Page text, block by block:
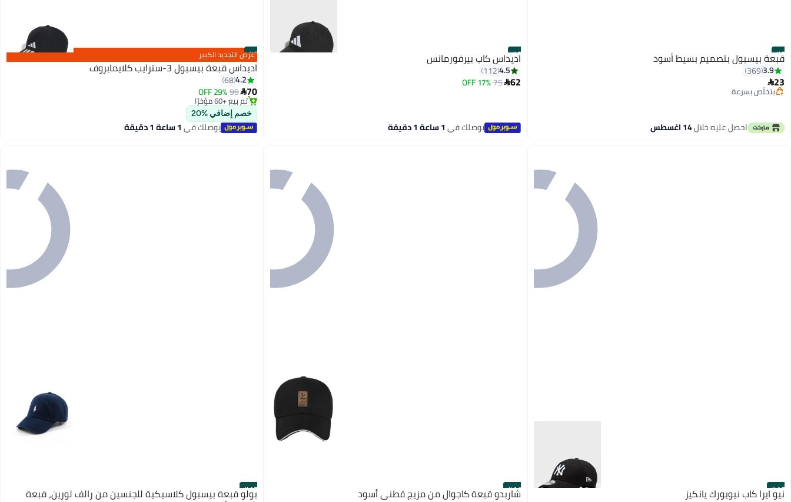
#7
قبعة بيسبول بتصميم بسيط أسود
3.9
369
23بتخلّص بسرعة
تم بيع +120 مؤخرًا
احصل عليه خلال14 اغسطس
#8
اديداس كاب بيرفورمانس
4.5
112
62
75
17% OFF
يوصلك في1 ساعة 1 دقيقة
#9
4
عرض التجديد الكبير
اديداس قبعة بيسبول 3-سترايب كلايمابروف
4.2
68
70
99
29% OFF
أقل سعر في 7 يوم
بتخلّص بسرعة
تم بيع +60 مؤخرًا
أقل سعر في 7 يوم
خصم إضافي %20
يوصلك في1 ساعة 1 دقيقة
#10
نيو ايرا كاب نيويورك يانكيز #11
شاربدو قبعة كاجوال من مزيج قطني أسود #12
بولو قبعة بيسبول كلاسيكية للجنسين من رالف لورين، قبعة